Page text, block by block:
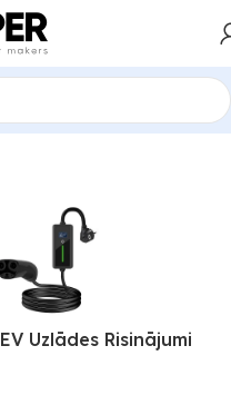
EV Uzlādes Risinājumi